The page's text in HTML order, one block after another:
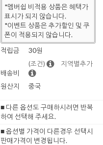
*멤버쉽 비적용 상품은 혜택가
표시가 되지 않습니다.
*이벤트 상품은 추가할인 및 쿠
폰이 적용되지 않습니다.
적립금
30원
배송비
(조건) 지역별추가
원산지 중국
■ 다른 옵션도 구매하시려면 반복
하여 선택해 주세요.
■ 옵션별 가격이 다른경우 선택시
판매가격이 변경됩니다.